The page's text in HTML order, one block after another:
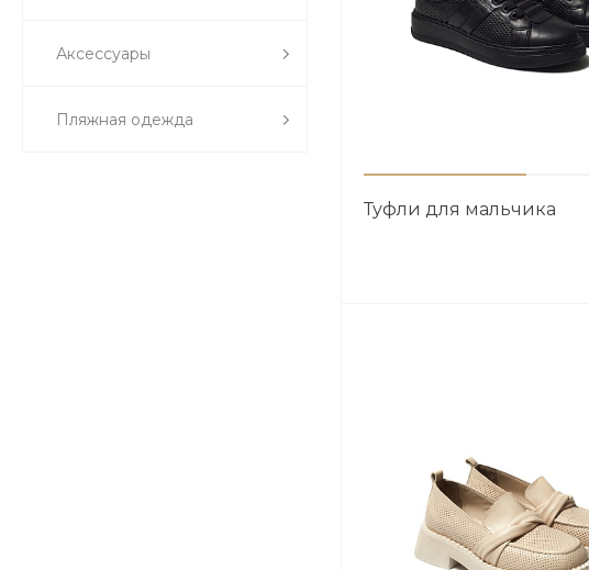
Аксессуары
Пляжная одежда
Туфли для мальчика